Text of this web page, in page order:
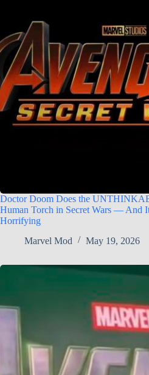
Doctor Doom Does the
Human Torch in Secret Wars — And
Horrifying
Marvel Mod
May 19, 2026